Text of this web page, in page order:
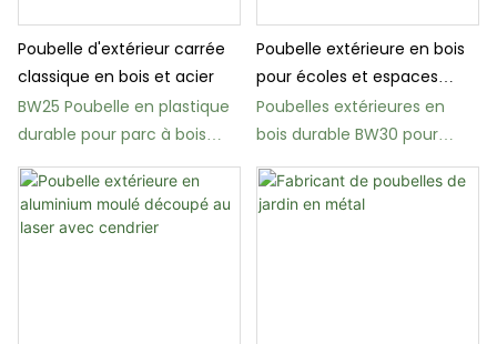
Poubelle d'extérieur carrée
classique en bois et acier
BW25 Poubelle en plastique
durable pour parc à bois
avec couvercle
Poubelle extérieure en bois
pour écoles et espaces
publics
Poubelles extérieures en
bois durable BW30 pour
écoles et parcs